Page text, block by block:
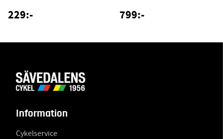
229:- 799:-
Information
Cykelservice